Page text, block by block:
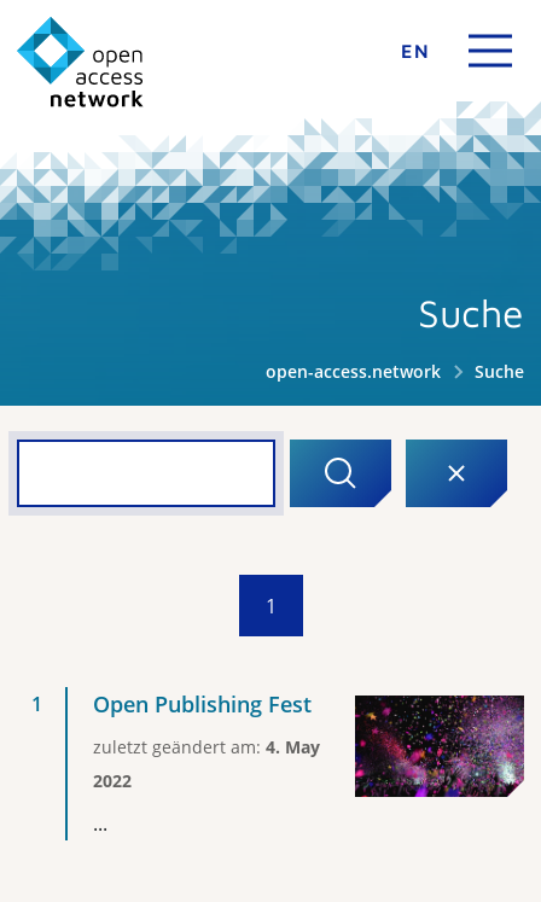
EN
Suche
open-access.network Suche
1
Open Publishing Fest
zuletzt geändert am: 4. May
2022
...